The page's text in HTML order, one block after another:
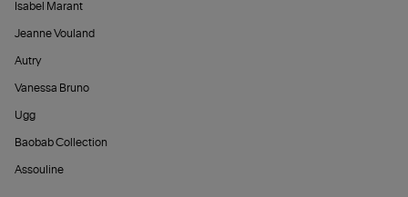
Isabel Marant
Jeanne Vouland
Autry
Vanessa Bruno
Ugg
Baobab Collection
Assouline